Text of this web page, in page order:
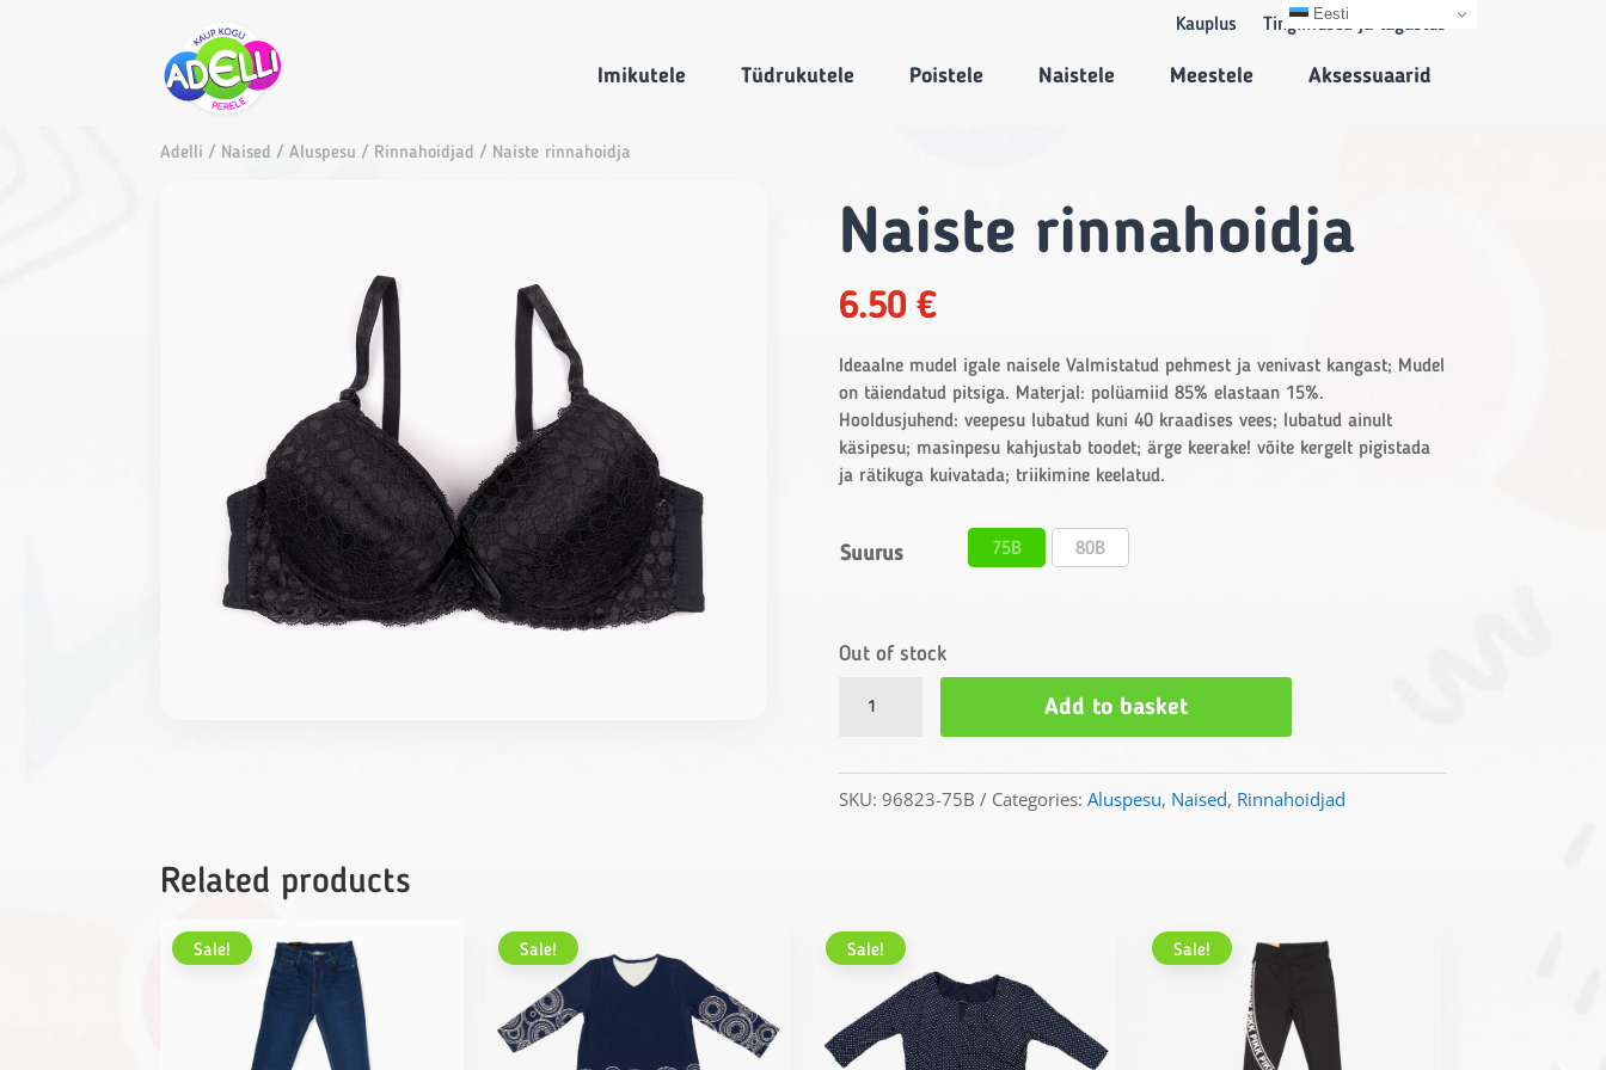
Kauplus Tingimused ja tagastus
Imikutele Tüdrukutele Poistele Naistele Meestele Aksessuaarid
Adelli / Naised /Aluspesu / Rinnahoidjad / Naiste rinnahoidja
Naiste rinnahoidja
6.50 €
Ideaalne mudel igale naisele Valmistatud pehmest ja venivast kangast; Mudel
on täiendatud pitsiga. Materjal: polüamiid 85% elastaan 15%.
Hooldusjuhend: veepesu lubatud kuni 40 kraadises vees; lubatud ainult
käsipesu; masinpesu kahjustab toodet; ärge keerake! võite kergelt pigistada
ja rätikuga kuivatada; triikimine keelatud.
Suurus 75B 80B
Out of stock
Naiste
Add to basket
SKU: 96823-75B Categories: Aluspesu, Naised, Rinnahoidjad
Related products
Sale! Sale! Sale! Sale!
Eesti